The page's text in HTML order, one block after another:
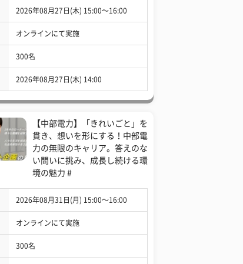
2026年08月27日(木) 15:00〜16:00
オンラインにて実施
300名
2026年08月27日(木) 14:00
【中部電力】「きれいごと」を
貫き、想いを形にする！中部電
力の無限のキャリア。答えのな
い問いに挑み、成長し続ける環
境の魅力 #
2026年08月31日(月) 15:00〜16:00
オンラインにて実施
300名